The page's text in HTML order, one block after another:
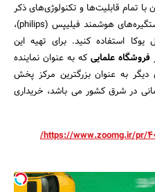
اگر به دنبال دستگیره‎‌های لوکس و مدرن با تمام قابلیت‌‎ها و تکنولوژی‌‎های ذکر
شده هستید، می‎توانید از محصولات دستگیره‌های هوشمند فیلیپس (philips)،
استفاده کنید. برای تهیه این
فروشگاه علمایی که به عنوان نماینده
به عنوان بزرگترین مرکز پخش
در شرق کشور می باشد، خریداری
https://www.zoomg.ir/pr/